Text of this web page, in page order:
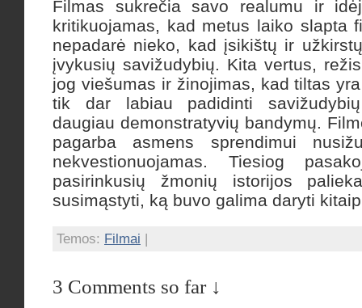
Filmas sukrečia savo realumu ir
kritikuojamas, kad metus laiko slapta
nepadarė nieko, kad įsikištų ir
įvykusių savižudybių. Kita vertus,
jog viešumas ir žinojimas, kad tiltas
tik dar labiau padidinti
daugiau demonstratyvių bandymų.
pagarba asmens sprendimui
nekvestionuojamas. Tiesiog
pasirinkusių žmonių istorijos
susimąstyti, ką buvo galima daryti
Temos: Filmai |
3 Comments so far ↓